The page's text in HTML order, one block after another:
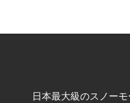
日本最⼤級のスノー